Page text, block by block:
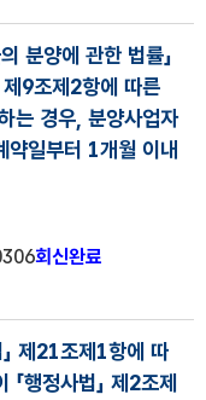
분양에 관한 법률」
9조제2항에 따른
는 경우, 분양사업자
약일부터 1개월 이내
회신완료
제21조제1항에 따
행정사법」 제2조제